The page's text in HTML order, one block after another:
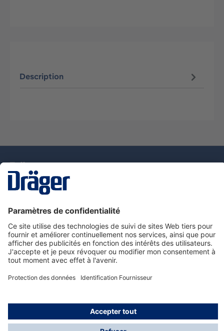
Description
Nous contacter
Service de e-commande Dräger
Informations sur les produits
© Dräger France SAS, 2024
*Prix hors taxe. Frais de gestion et de livraison standard